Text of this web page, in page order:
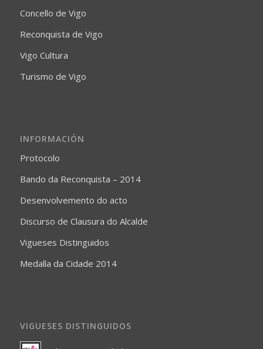
Concello de Vigo
Reconquista de Vigo
Vigo Cultura
Turismo de Vigo
INFORMACIÓN
Protocolo
Bando da Reconquista – 2014
Desenvolvemento do acto
Discurso de Clausura do Alcalde
Vigueses Distinguidos
Medalla da Cidade 2014
VIGUESES DISTINGUIDOS